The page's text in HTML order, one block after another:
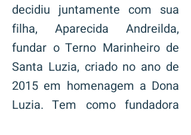
decidiu juntamente com sua
filha, Aparecida Andreilda,
fundar o Terno Marinheiro de
Santa Luzia, criado no ano de
2015 em homenagem a Dona
Luzia. Tem como fundadora